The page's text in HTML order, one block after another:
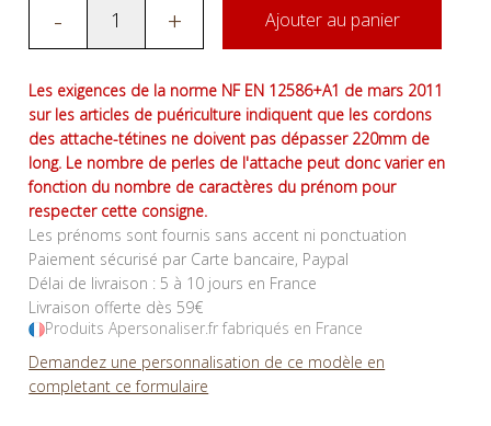
- + Ajouter au panier
Les exigences de la norme NF EN 12586+A1 de mars 2011
sur les articles de puériculture indiquent que les cordons
des attache-tétines ne doivent pas dépasser 220mm de
long. Le nombre de perles de l'attache peut donc varier en
fonction du nombre de caractères du prénom pour
respecter cette consigne.
Les prénoms sont fournis sans accent ni ponctuation
Paiement sécurisé par Carte bancaire, Paypal
Délai de livraison : 5 à 10 jours en France
Livraison offerte dès 59€
Produits Apersonaliser.fr fabriqués en France
Demandez une personnalisation de ce modèle en
completant ce formulaire